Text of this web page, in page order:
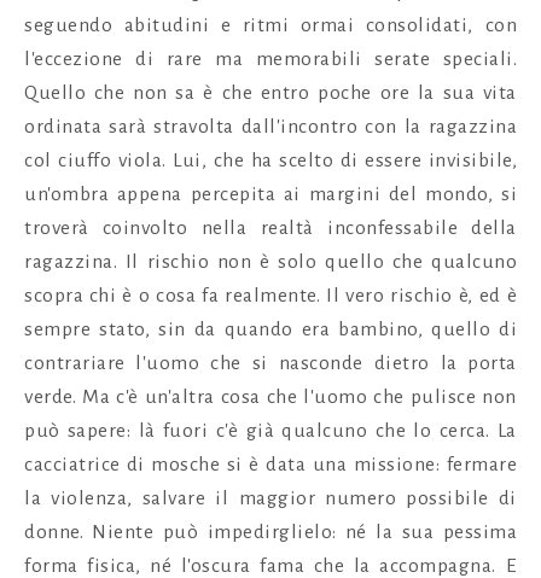
seguendo abitudini e ritmi ormai consolidati, con
l'eccezione di rare ma memorabili serate speciali.
Quello che non sa è che entro poche ore la sua vita
ordinata sarà stravolta dall'incontro con la ragazzina
col ciuffo viola. Lui, che ha scelto di essere invisibile,
un'ombra appena percepita ai margini del mondo, si
troverà coinvolto nella realtà inconfessabile della
ragazzina. Il rischio non è solo quello che qualcuno
scopra chi è o cosa fa realmente. Il vero rischio è, ed è
sempre stato, sin da quando era bambino, quello di
contrariare l'uomo che si nasconde dietro la porta
verde. Ma c'è un'altra cosa che l'uomo che pulisce non
può sapere: là fuori c'è già qualcuno che lo cerca. La
cacciatrice di mosche si è data una missione: fermare
la violenza, salvare il maggior numero possibile di
donne. Niente può impedirglielo: né la sua pessima
forma fisica, né l'oscura fama che la accompagna. E